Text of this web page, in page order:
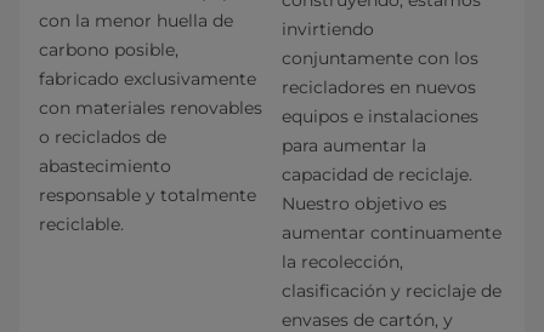
con la menor huella de
carbono posible,
fabricado exclusivamente
con materiales renovables
o reciclados de
abastecimiento
responsable y totalmente
reciclable.
invirtiendo
conjuntamente con los
recicladores en nuevos
equipos e instalaciones
para aumentar la
capacidad de reciclaje.
Nuestro objetivo es
aumentar continuamente
la recolección,
clasificación y reciclaje de
envases de cartón, y